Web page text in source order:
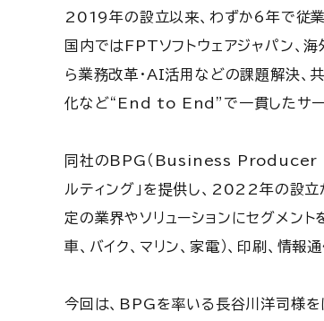
2019年の設立以来、わずか6年で従
国内ではFPTソフトウェアジャパン、
ら業務改革・AI活用などの課題解決、
化など“End to End”で一貫したサー
同社のBPG（Business Producer
ルティング」を提供し、2022年の設
定の業界やソリューションにセグメント
車、バイク、マリン、家電）、印刷、情
今回は、BPGを率いる長谷川洋司様を